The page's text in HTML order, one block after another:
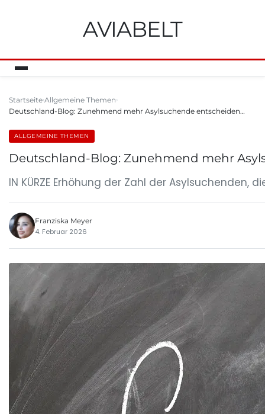
AVIABELT
Startseite Allgemeine Themen
Deutschland-Blog: Zunehmend mehr Asylsuchende entscheiden…
ALLGEMEINE THEMEN
Deutschland-Blog: Zunehmend mehr
IN KÜRZE Erhöhung der Zahl der
Franziska Meyer
4. Februar 2026